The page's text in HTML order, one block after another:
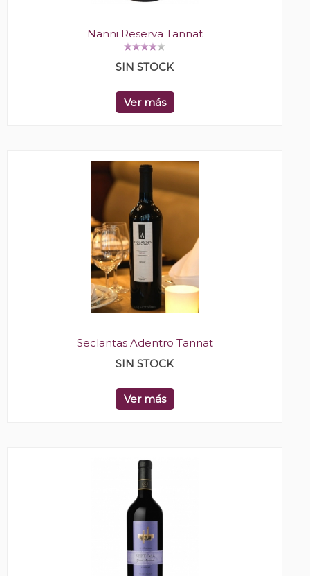
Nanni Reserva Tannat
SIN STOCK
Ver más
Seclantas Adentro Tannat
SIN STOCK
Ver más